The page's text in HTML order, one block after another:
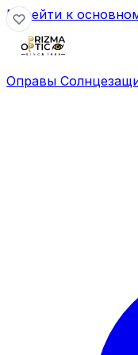
Перейти к
Оправы